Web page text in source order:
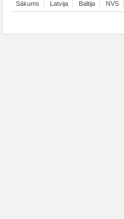
Sākums Latvija Baltija NVS